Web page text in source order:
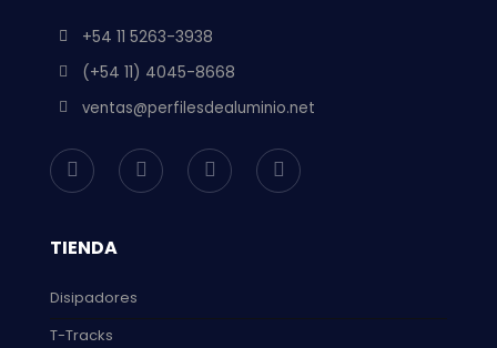
+54 11 5263-3938
(+54 11) 4045-8668
ventas@perfilesdealuminio.net
TIENDA
Disipadores
T-Tracks